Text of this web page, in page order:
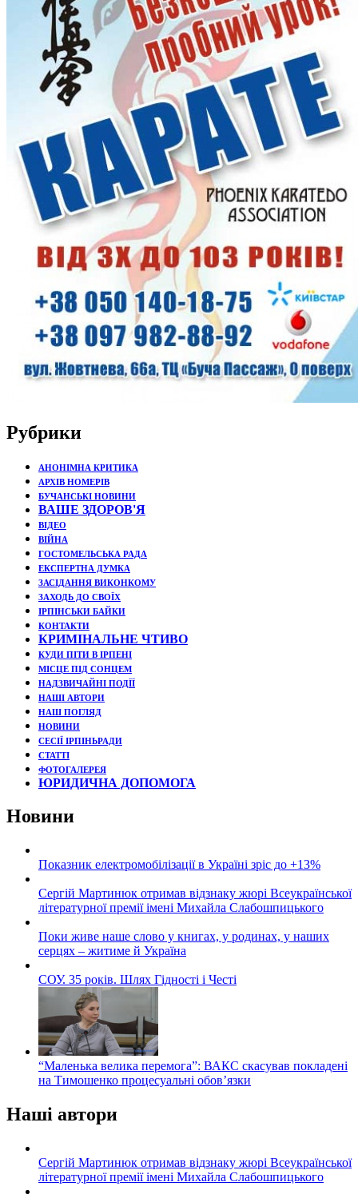
Рубрики
АНОНІМНА КРИТИКА
АРХІВ НОМЕРІВ
БУЧАНСЬКІ НОВИНИ
ВАШЕ ЗДОРОВ'Я
ВІДЕО
ВІЙНА
ГОСТОМЕЛЬСЬКА РАДА
ЕКСПЕРТНА ДУМКА
ЗАСІДАННЯ ВИКОНКОМУ
ЗАХОДЬ ДО СВОЇХ
ІРПІНСЬКИ БАЙКИ
КОНТАКТИ
КРИМІНАЛЬНЕ ЧТИВО
КУДИ ПІТИ В ІРПЕНІ
МІСЦЕ ПІД СОНЦЕМ
НАДЗВИЧАЙНІ ПОДЇЇ
НАШІ АВТОРИ
НАШ ПОГЛЯД
НОВИНИ
СЕСІЇ ІРПІНЬРАДИ
СТАТТІ
ФОТОГАЛЕРЕЯ
ЮРИДИЧНА ДОПОМОГА
Новини
Показник електромобілізації в Україні зріс до +13%
Сергій Мартинюк отримав відзнаку жюрі Всеукраїнської
літературної премії імені Михайла Слабошпицького
Поки живе наше слово у книгах, у родинах, у наших
серцях – житиме й Україна
СОУ. 35 років. Шлях Гідності і Честі
“Маленька велика перемога”: ВАКС скасував покладені
на Тимошенко процесуальні обов’язки
Наші автори
Сергій Мартинюк отримав відзнаку жюрі Всеукраїнської
літературної премії імені Михайла Слабошпицького